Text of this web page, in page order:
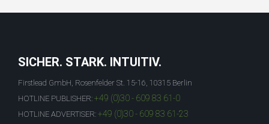
SICHER. STARK. INTUITIV.
Firstlead GmbH, Rosenfelder St. 15-16, 10315 Berlin
HOTLINE PUBLISHER: +49 (0)30 - 609 83 61-0
HOTLINE ADVERTISER: +49 (0)30 - 609 83 61-23